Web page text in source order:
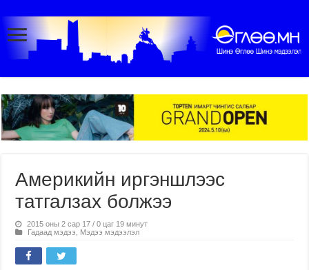
Америкийн иргэншлээс
татгалзах болжээ
2015 оны 2 сар 17 / 0 цаг 19 минут
Гадаад мэдээ
Мэдээ мэдээлэл